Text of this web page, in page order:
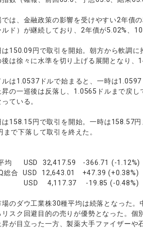
では、金融政策の影響を受けやすい2年債
ルド）が継続しており、2年債が5.02%、
は150.09円で取引を開始。朝方から軟調
後は徐々に水準を切り上げる展開となり、
ルは1.0537ドルで始まると、一時は
昇の一巡後は反落し、1.0565ドルまで戻
ている。
は158.15円で取引を開始。一時は158.57
まで下落して取引を終えた。
均 USD 32,417.59 -366.71 (-1.12%)
総合 USD 12,643.01 +47.39 (+0.38%)
USD 4,117.37 -19.85 (-0.48%)
場のダウ工業株30種平均は続落となった
リスク回避目的の売りが優勢となった。
昇が目立った一方、製薬大手ファイザーや